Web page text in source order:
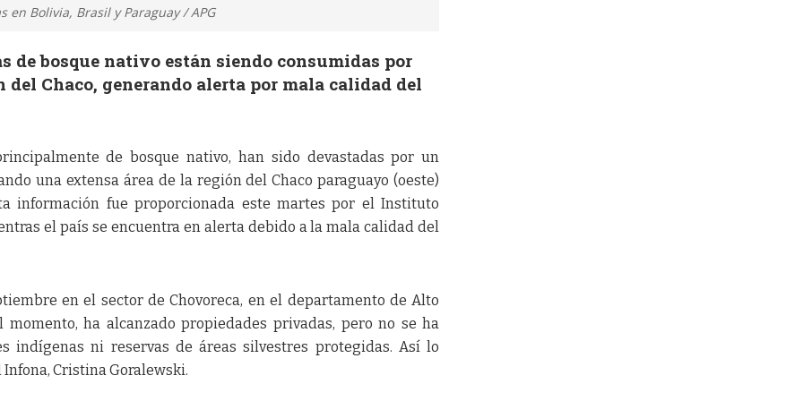
Bolivia, Brasil y Paraguay / APG
de bosque nativo están siendo consumidas por
Chaco, generando alerta por mala calidad del
de bosque nativo, han sido devastadas por un
una extensa área de la región del Chaco paraguayo (oeste)
información fue proporcionada este martes por el Instituto
el país se encuentra en alerta debido a la mala calidad del
en el sector de Chovoreca, en el departamento de Alto
momento, ha alcanzado propiedades privadas, pero no se ha
indígenas ni reservas de áreas silvestres protegidas. Así lo
Cristina Goralewski.